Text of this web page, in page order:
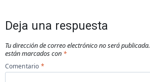
Deja una respuesta
Tu dirección de correo electrónico no será publicada.
están marcados con *
Comentario *